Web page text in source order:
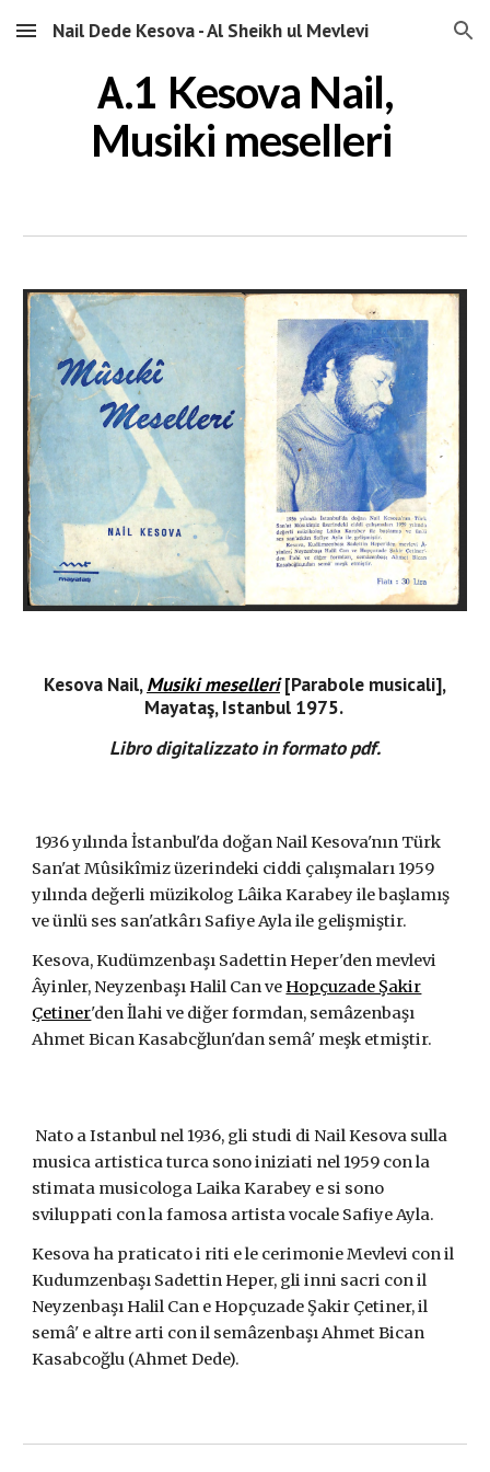
Skip to main content Skip to navigation
Nail Dede Kesova - Al Sheikh ul Mevlevi
A.1 Kesova Nail,
Musiki meselleri
Kesova Nail,Musiki meselleri[Parabole musicali],
Mayataş, Istanbul 1975.
Libro digitalizzato in formato pdf.
1936 yılında İstanbul'da doğan Nail Kesova'nın Türk
San'at Mûsikîmiz üzerindeki ciddi çalışmaları 1959
yılında değerli müzikolog Lâika Karabey ile başlamış
ve ünlü ses san'atkârı Safiye Ayla ile gelişmiştir.
Kesova, Kudümzenbaşı Sadettin Heper'den mevlevi
Âyinler, Neyzenbaşı Halil Can veHopçuzade Şakir
Çetiner'den İlahi ve diğer formdan, semâzenbaşı
Ahmet Bican Kasabcğlun'dan semâ' meşk etmiştir.
Nato a Istanbul nel 1936, gli studi di Nail Kesova sulla
musica artistica turca sono iniziati nel 1959 con la
stimata musicologa Laika Karabey e si sono
sviluppati con la famosa artista vocale Safiye Ayla.
Kesova ha praticato i riti e le cerimonie Mevlevi con il
Kudumzenbaşı Sadettin Heper, gli inni sacri con il
Neyzenbaşı Halil Can e Hopçuzade Şakir Çetiner, il
semâ' e altre arti con il semâzenbaşı Ahmet Bican
Kasabcoğlu (Ahmet Dede).